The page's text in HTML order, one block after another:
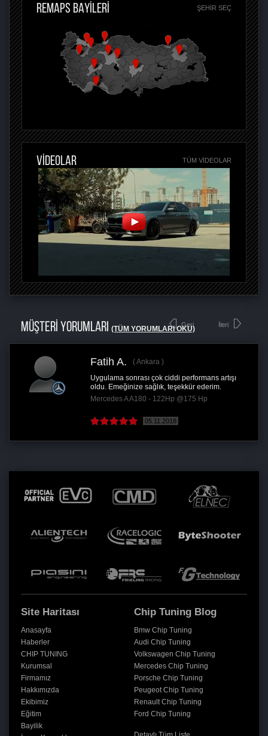
REMAPS BAYİLERİ ŞEHIR SEÇ
VİDEOLAR TÜM VIDEOLAR
MÜŞTERİ YORUMLARI (TÜM YORUMLARI OKU)
Geri
Fatih A.
Ankara
Uygulama sonrası çok ciddi performans artışı
oldu. Emeğinize sağlık, teşekkür ederim.
Mercedes A A180 - 122Hp @175 Hp
05.11.2018
İleri
Site Haritası
Anasayfa
Haberler
CHIP TUNING
Kurumsal
Firmamız
Hakkımızda
Ekibimiz
Eğitim
Bayilik
Chip Tuning Blog
Bmw Chip Tuning
Audi Chip Tuning
Volkswagen Chip Tuning
Mercedes Chip Tuning
Porsche Chip Tuning
Peugeot Chip Tuning
Renault Chip Tuning
Ford Chip Tuning